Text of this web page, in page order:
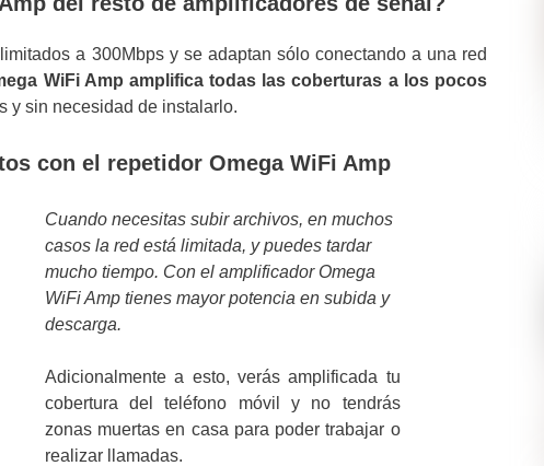
a 300Mbps y se adaptan sólo conectando a una red
WiFi Amp amplifica todas las coberturas a los pocos
y sin necesidad de instalarlo.
con el repetidor Omega WiFi Amp
Cuando necesitas subir archivos, en muchos
casos la red está limitada, y puedes tardar
mucho tiempo. Con el amplificador Omega
WiFi Amp tienes mayor potencia en subida y
descarga.
Adicionalmente a esto, verás amplificada tu
cobertura del teléfono móvil y no tendrás
zonas muertas en casa para poder trabajar o
realizar llamadas.